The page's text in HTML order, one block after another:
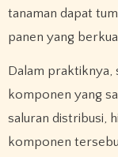
tanaman dapat
panen yang
Dalam praktiknya,
komponen yang
saluran distribusi,
komponen